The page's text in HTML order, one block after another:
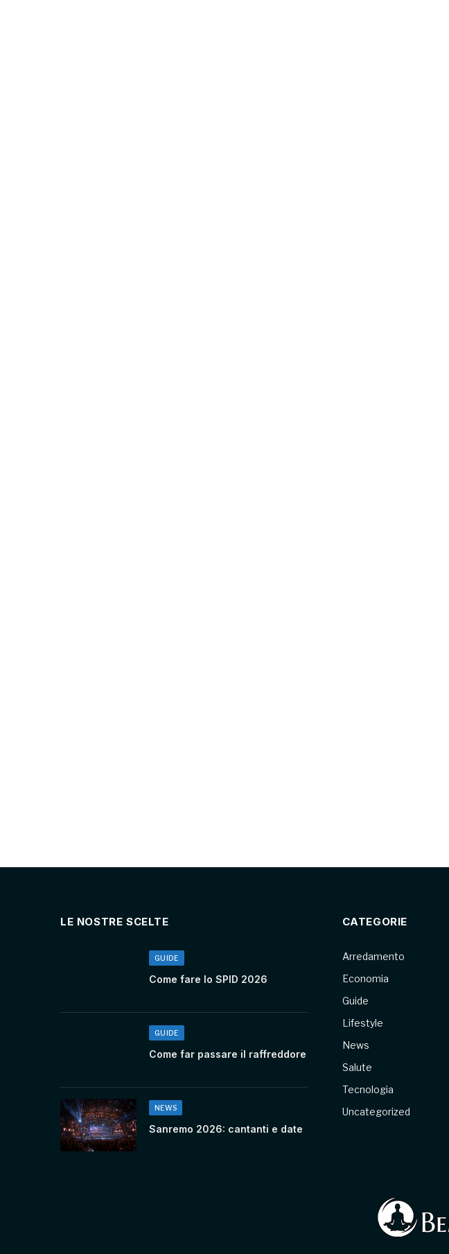
LE NOSTRE SCELTE
GUIDE
Come fare lo SPID 2026
GUIDE
Come far passare il raffreddore
NEWS
Sanremo 2026: cantanti e date
CATEGORIE
Arredamento
Economia
Guide
Lifestyle
News
Salute
Tecnologia
Uncategorized